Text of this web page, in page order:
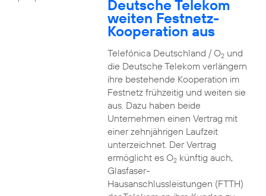
Deutsche Telekom
weiten Festnetz-
Kooperation aus
Telefónica Deutschland / O2und
die Deutsche Telekom verlängern
ihre bestehende Kooperation im
Festnetz frühzeitig und weiten sie
aus. Dazu haben beide
Unternehmen einen Vertrag mit
einer zehnjährigen Laufzeit
unterzeichnet. Der Vertrag
ermöglicht es O2künftig auch,
Glasfaser-
Hausanschlussleistungen (FTTH)